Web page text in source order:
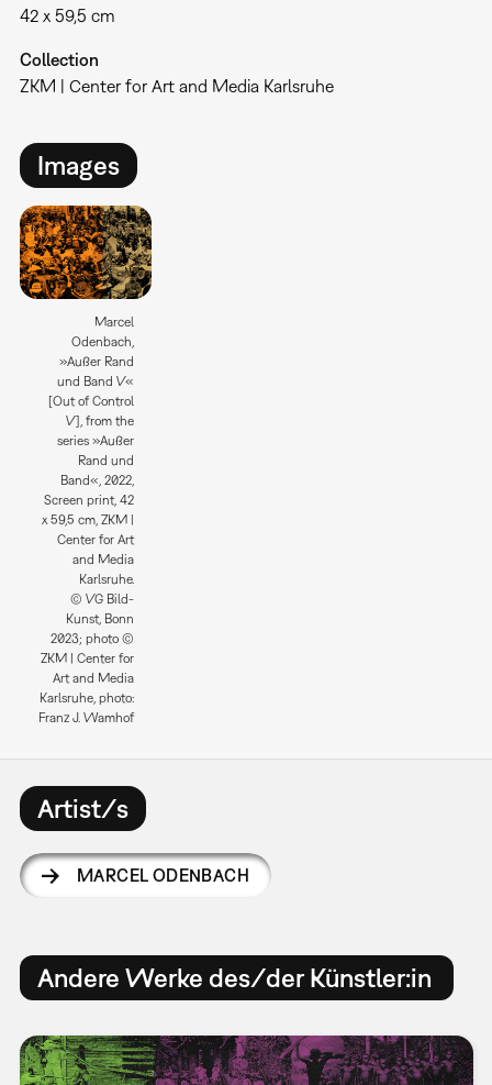
42 x 59,5 cm
Collection
ZKM | Center for Art and Media Karlsruhe
Images
Marcel
Odenbach,
»Außer Rand
und Band V«
[Out of Control
V], from the
series »Außer
Rand und
Band«, 2022,
Screen print, 42
x 59,5 cm, ZKM |
Center for Art
and Media
Karlsruhe.
© VG Bild-
Kunst, Bonn
2023; photo ©
ZKM | Center for
Art and Media
Karlsruhe, photo:
Franz J. Wamhof
Artist/s
MARCEL ODENBACH
Andere Werke des/der Künstler:in